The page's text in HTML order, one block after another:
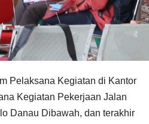
Pelaksana Kegiatan di Kantor
Kegiatan Pekerjaan Jalan
Danau Dibawah, dan terakhir